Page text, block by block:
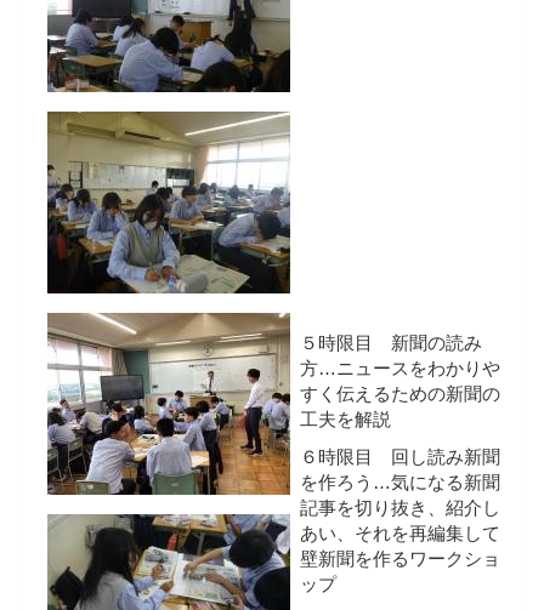
５時限目 新聞の読み
方…ニュースをわかりや
すく伝えるための新聞の
工夫を解説
６時限目 回し読み新聞
を作ろう…気になる新聞
記事を切り抜き、紹介し
あい、それを再編集して
壁新聞を作るワークショ
ップ